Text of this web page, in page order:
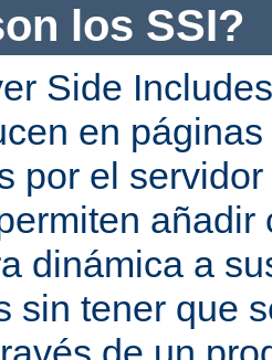
los SSI?
Side
en
por el
dinámica a
sin tener que